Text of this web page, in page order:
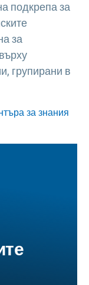
подкрепа за
за
групирани в
за знания